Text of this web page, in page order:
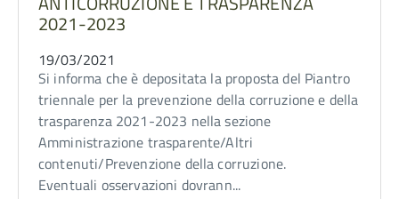
2021-2023
19/03/2021
Si informa che è depositata la proposta del Piantro
triennale per la prevenzione della corruzione e della
trasparenza 2021-2023 nella sezione
Amministrazione trasparente/Altri
contenuti/Prevenzione della corruzione.
Eventuali osservazioni dovrann...